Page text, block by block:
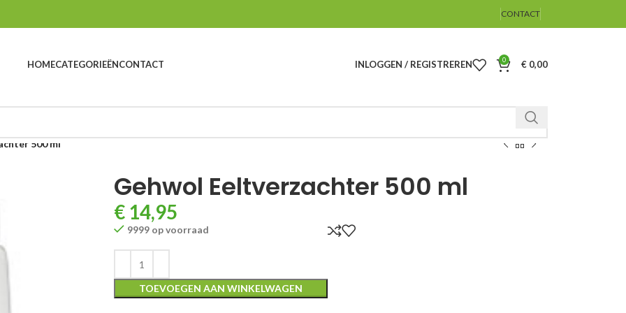
CONTACT
HOMECATEGORIEËNCONTACT INLOGGEN / REGISTREREN 0 € 0,00
500 ml
Gehwol Eeltverzachter 500 ml
€ 14,95
9999 op voorraad
TOEVOEGEN AAN WINKELWAGEN